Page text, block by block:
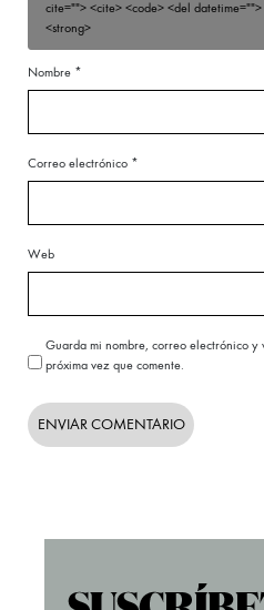
cite=""> <cite> <code> <del
<strong>
Nombre *
Correo electrónico *
Web
Guarda mi nombre, correo electrónico y
próxima vez que comente.